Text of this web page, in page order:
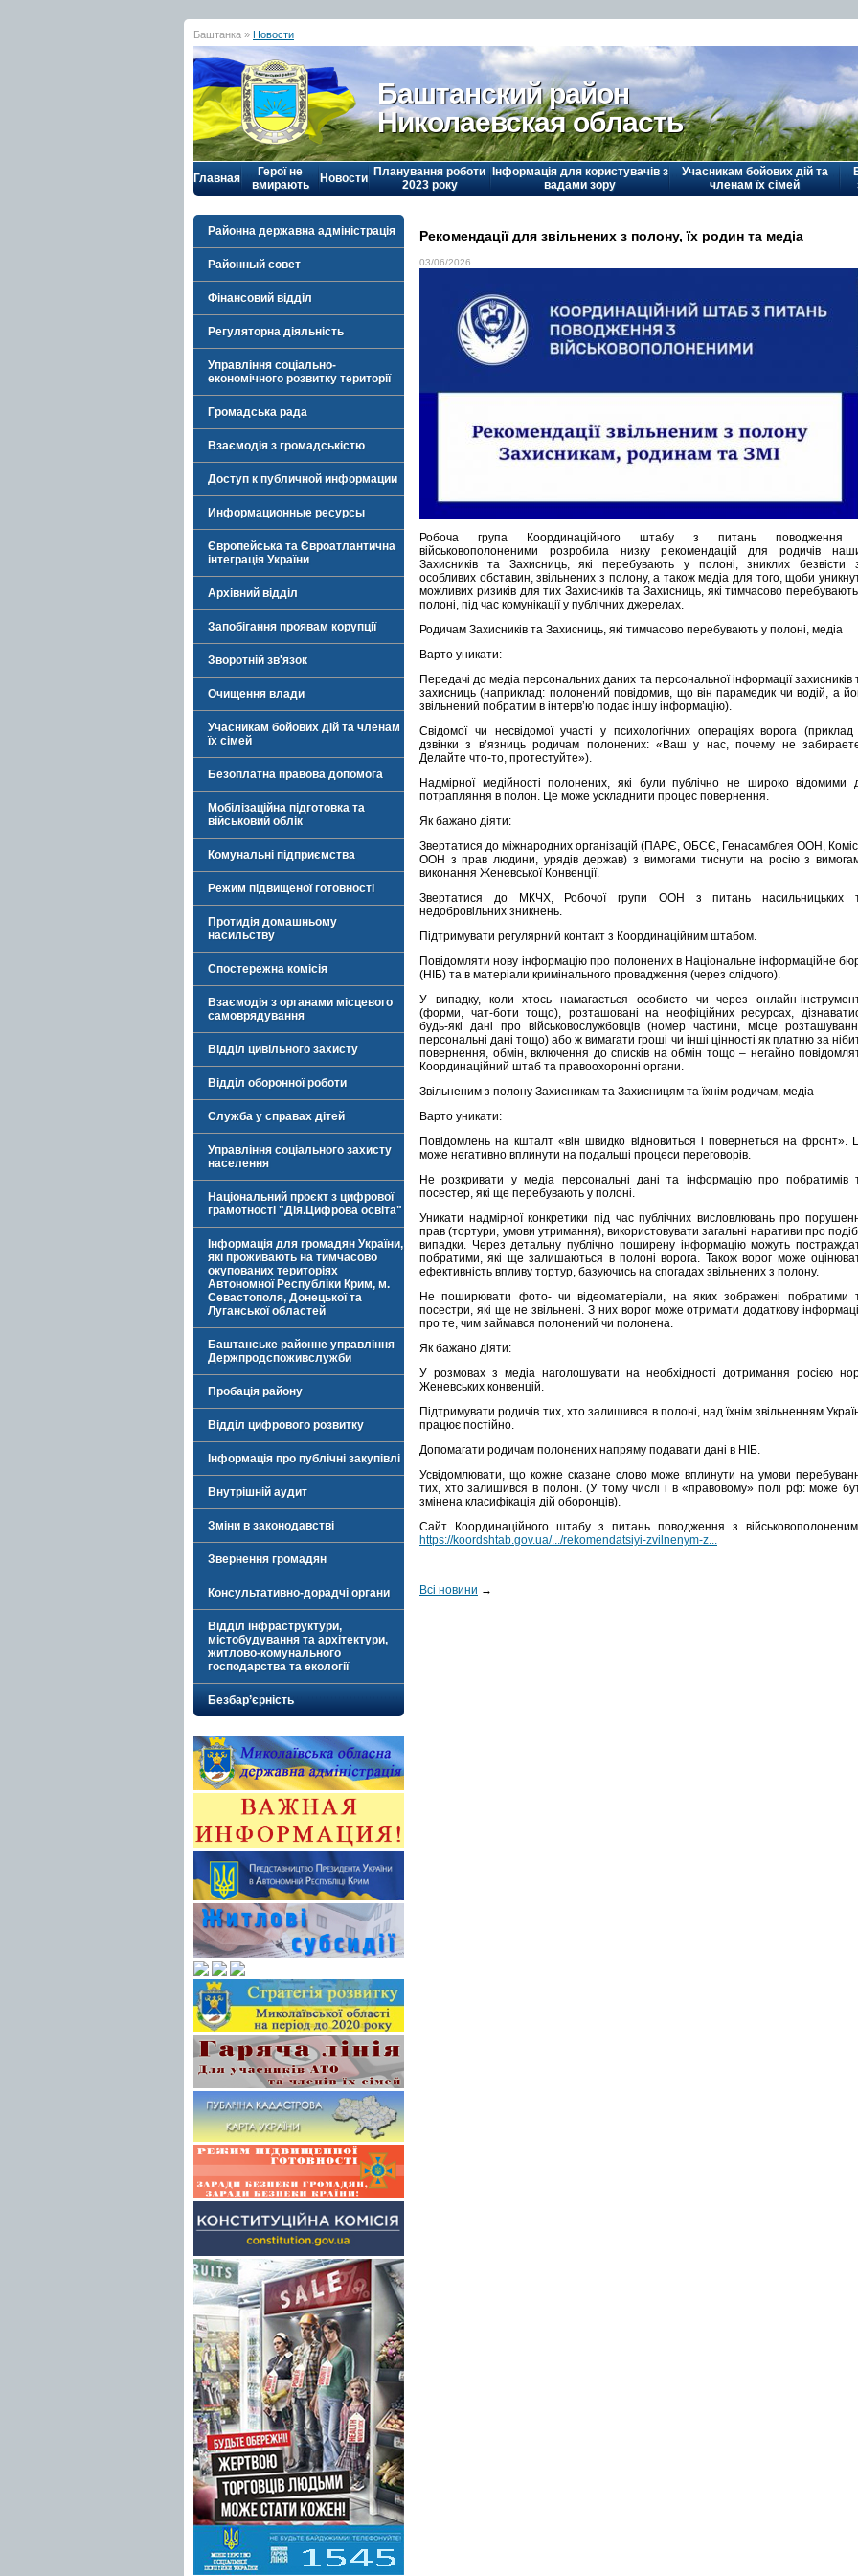
Баштанка » Новости
Баштанский район
Николаевская область
Главная
Герої не
вмирають
Новости Планування роботи
2023 року
Інформація для користувачів з
вадами зору
Учасникам бойових дій та
членам їх сімей
Районна державна адміністрація
Районный совет
Фінансовий відділ
Регуляторна діяльність
Управління соціально-
економічного розвитку території
Громадська рада
Взаємодія з громадськістю
Доступ к публичной информации
Информационные ресурсы
Європейська та Євроатлантична
інтеграція України
Архівний відділ
Запобігання проявам корупції
Зворотній зв'язок
Очищення влади
Учасникам бойових дій та членам
їх сімей
Безоплатна правова допомога
Мобілізаційна підготовка та
військовий облік
Комунальні підприємства
Режим підвищеної готовності
Протидія домашньому
насильству
Спостережна комісія
Взаємодія з органами місцевого
самоврядування
Відділ цивільного захисту
Відділ оборонної роботи
Служба у справах дітей
Управління соціального захисту
населення
Національний проєкт з цифрової
грамотності "Дія.Цифрова освіта"
Інформація для громадян України,
які проживають на тимчасово
окупованих територіях
Автономної Республіки Крим, м.
Севастополя, Донецької та
Луганської областей
Баштанське районне управління
Держпродспоживслужби
Пробація району
Відділ цифрового розвитку
Інформація про публічні закупівлі
Внутрішній аудит
Зміни в законодавстві
Звернення громадян
Консультативно-дорадчі органи
Відділ інфраструктури,
містобудування та архітектури,
житлово-комунального
господарства та екології
Безбар’єрність
Рекомендації для звільнених з полону, їх родин та медіа
03/06/2026
Робоча група Координаційного штабу з питань поводження
військовополоненими розробила низку рекомендацій для родичів
Захисників та Захисниць, які перебувають у полоні, зниклих безвісти
особливих обставин, звільнених з полону, а також медіа для того, щоби
можливих ризиків для тих Захисників та Захисниць, які тимчасово
полоні, під час комунікації у публічних джерелах.
Родичам Захисників та Захисниць, які тимчасово перебувають у полоні, медіа
Варто уникати:
Передачі до медіа персональних даних та персональної інформації захисників
захисниць (наприклад: полонений повідомив, що він парамедик чи водій, а
звільнений побратим в інтерв’ю подає іншу інформацію).
Свідомої чи несвідомої участі у психологічних операціях ворога
дзвінки з в’язниць родичам полонених: «Ваш у нас, почему не
Делайте что-то, протестуйте»).
Надмірної медійності полонених, які були публічно не широко відомими
потрапляння в полон. Це може ускладнити процес повернення.
Як бажано діяти:
Звертатися до міжнародних організацій (ПАРЄ, ОБСЄ, Генасамблея ООН,
ООН з прав людини, урядів держав) з вимогами тиснути на росію з
виконання Женевської Конвенції.
Звертатися до МКЧХ, Робочої групи ООН з питань насильницьких
недобровільних зникнень.
Підтримувати регулярний контакт з Координаційним штабом.
Повідомляти нову інформацію про полонених в Національне інформаційне
(НІБ) та в матеріали кримінального провадження (через слідчого).
У випадку, коли хтось намагається особисто чи через онлайн-
(форми, чат-боти тощо), розташовані на неофіційних ресурсах,
будь-які дані про військовослужбовців (номер частини, місце
персональні дані тощо) або ж вимагати гроші чи інші цінності як платню за
повернення, обмін, включення до списків на обмін тощо – негайно
Координаційний штаб та правоохоронні органи.
Звільненим з полону Захисникам та Захисницям та їхнім родичам, медіа
Варто уникати:
Повідомлень на кшталт «він швидко відновиться і повернеться на фронт».
може негативно вплинути на подальші процеси переговорів.
Не розкривати у медіа персональні дані та інформацію про побратимів
посестер, які ще перебувають у полоні.
Уникати надмірної конкретики під час публічних висловлювань про
прав (тортури, умови утримання), використовувати загальні наративи про
випадки. Через детальну публічно поширену інформацію можуть
побратими, які ще залишаються в полоні ворога. Також ворог може
ефективність впливу тортур, базуючись на спогадах звільнених з полону.
Не поширювати фото- чи відеоматеріали, на яких зображені побратими
посестри, які ще не звільнені. З них ворог може отримати додаткову
про те, чим займався полонений чи полонена.
Як бажано діяти:
У розмовах з медіа наголошувати на необхідності дотримання росією
Женевських конвенцій.
Підтримувати родичів тих, хто залишився в полоні, над їхнім звільненням
працює постійно.
Допомагати родичам полонених напряму подавати дані в НІБ.
Усвідомлювати, що кожне сказане слово може вплинути на умови
тих, хто залишився в полоні. (У тому числі і в «правовому» полі рф: може
змінена класифікація дій оборонців).
Сайт Координаційного штабу з питань поводження з
https://koordshtab.gov.ua/.../rekomendatsiyi-zvilnenym-z...
Всі новини →